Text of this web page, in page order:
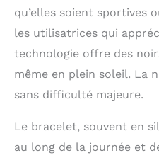
qu’elles soient sportives
les utilisatrices qui
technologie offre des
même en plein soleil. La
sans difficulté majeure.
Le bracelet, souvent en
au long de la journée et